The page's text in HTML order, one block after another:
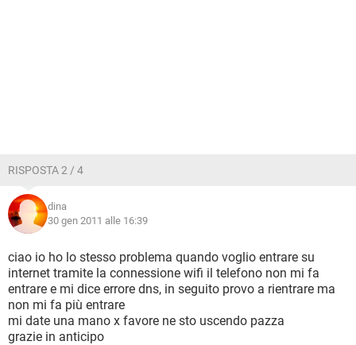
RISPOSTA 2 / 4
dina
30 gen 2011 alle 16:39
ciao io ho lo stesso problema quando voglio entrare su
internet tramite la connessione wifi il telefono non mi fa
entrare e mi dice errore dns, in seguito provo a rientrare ma
non mi fa più entrare
mi date una mano x favore ne sto uscendo pazza
grazie in anticipo